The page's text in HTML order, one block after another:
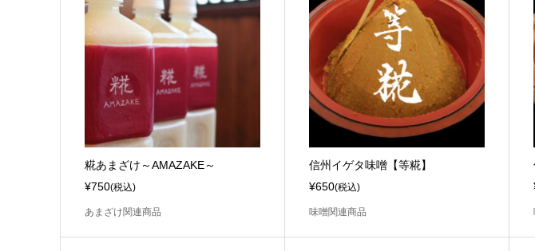
糀あまざけ～AMAZAKE～
¥750(税込)
あまざけ関連商品
信州イゲタ味噌【等糀】
¥650(税込)
味噌関連商品